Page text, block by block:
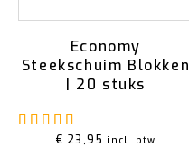
Economy
Steekschuim Blokken
| 20 stuks
€ 23,95 incl. btw